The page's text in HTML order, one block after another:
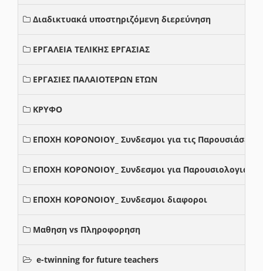
Διαδικτυακά υποστηριζόμενη διερεύνηση
ΕΡΓΑΛΕΙΑ ΤΕΛΙΚΗΣ ΕΡΓΑΣΙΑΣ
ΕΡΓΑΣΙΕΣ ΠΑΛΑΙΟΤΕΡΩΝ ΕΤΩΝ
ΚΡΥΦΟ
ΕΠΟΧΗ ΚΟΡΟΝΟΙΟΥ_ Συνδεσμοι για τις Παρουσιάσεις
ΕΠΟΧΗ ΚΟΡΟΝΟΙΟΥ_ Συνδεσμοι για Παρουσιολογια
ΕΠΟΧΗ ΚΟΡΟΝΟΙΟΥ_ Συνδεσμοι διαφοροι
Μαθηση vs Πληροφορηση
e-twinning for future teachers